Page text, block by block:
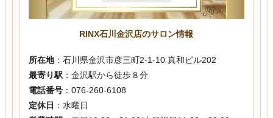
RINX石川金沢店のサロン情報
所在地：石川県金沢市彦三町2-1-10 真和ビル202
最寄り駅 ：金沢駅から徒歩８分
電話番号：076-260-6108
定休日 ：水曜日